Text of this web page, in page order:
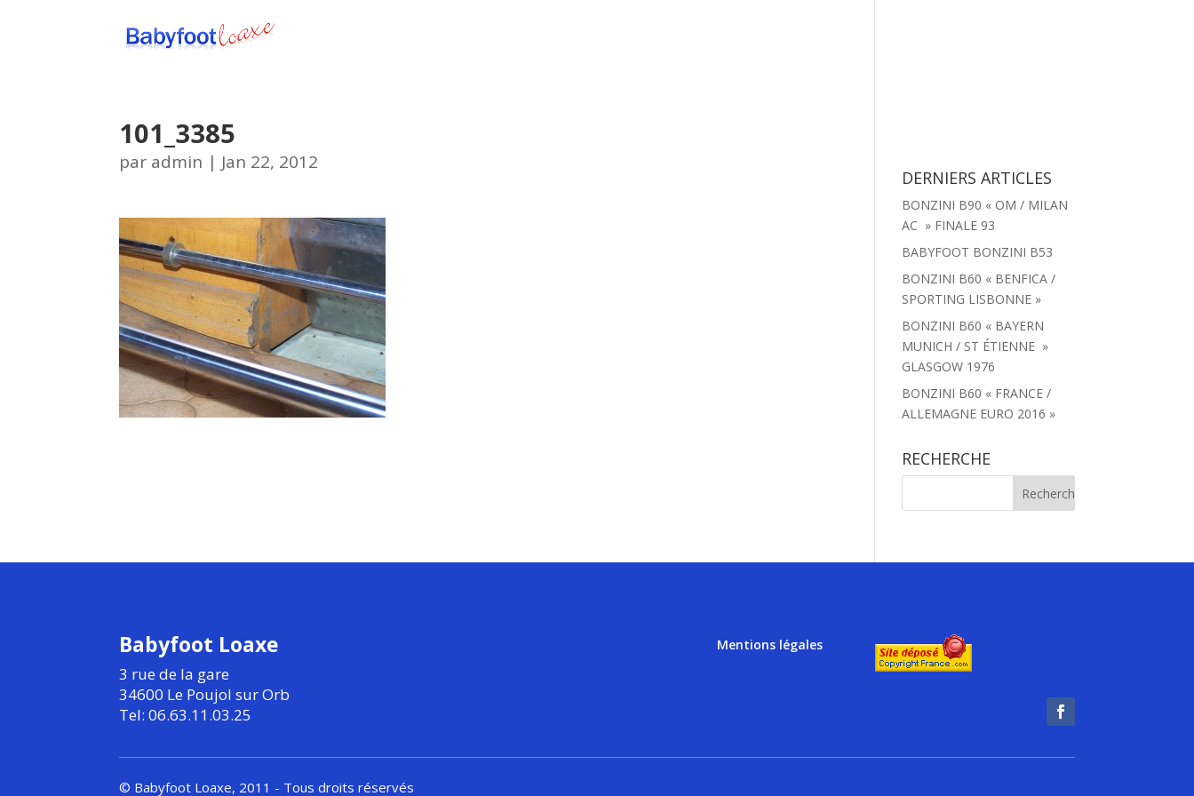
101_3385
par admin | Jan 22, 2012
DERNIERS ARTICLES
BONZINI B90 « OM / MILAN
AC » FINALE 93
BABYFOOT BONZINI B53
BONZINI B60 « BENFICA /
SPORTING LISBONNE »
BONZINI B60 « BAYERN
MUNICH / ST ÉTIENNE »
GLASGOW 1976
BONZINI B60 « FRANCE /
ALLEMAGNE EURO 2016 »
RECHERCHE
Babyfoot Loaxe
3 rue de la gare
34600 Le Poujol sur Orb
Tel: 06.63.11.03.25
Mentions légales
© Babyfoot Loaxe, 2011 - Tous droits réservés